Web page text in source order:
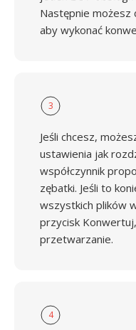
Następnie możesz
aby wykonać
3
Jeśli chcesz,
ustawienia jak
współczynnik
zębatki. Jeśli to
wszystkich plików
przycisk
przetwarzanie.
4